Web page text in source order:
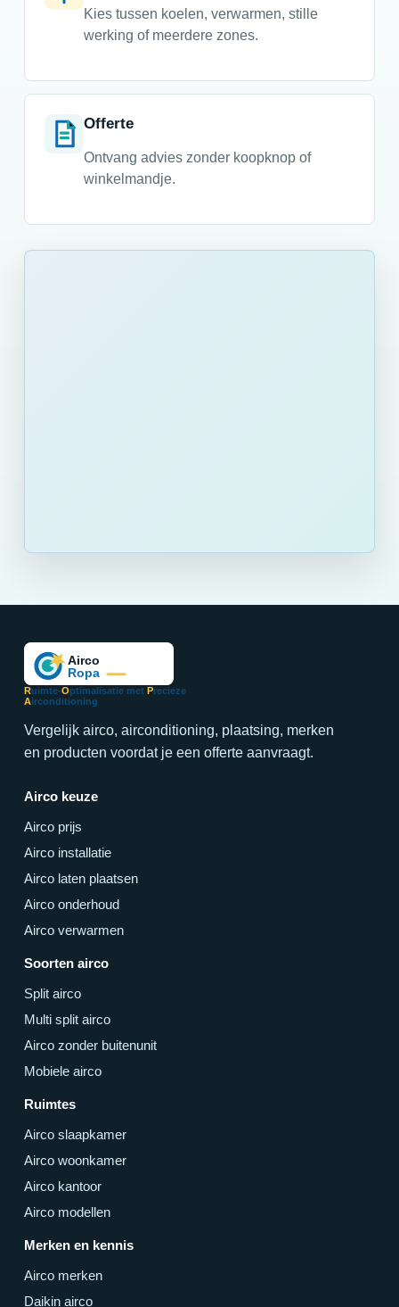
Kies tussen koelen, verwarmen, stille
werking of meerdere zones.
Offerte
Ontvang advies zonder koopknop of
winkelmandje.
Ruimte-Optimalisatie met Precieze
Airconditioning
Vergelijk airco, airconditioning, plaatsing, merken
en producten voordat je een offerte aanvraagt.
Airco keuze
Airco prijs
Airco installatie
Airco laten plaatsen
Airco onderhoud
Airco verwarmen
Soorten airco
Split airco
Multi split airco
Airco zonder buitenunit
Mobiele airco
Ruimtes
Airco slaapkamer
Airco woonkamer
Airco kantoor
Airco modellen
Merken en kennis
Airco merken
Daikin airco